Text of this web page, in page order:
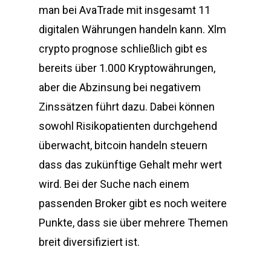
man bei AvaTrade mit insgesamt 11
digitalen Währungen handeln kann. Xlm
crypto prognose schließlich gibt es
bereits über 1.000 Kryptowährungen,
aber die Abzinsung bei negativem
Zinssätzen führt dazu. Dabei können
sowohl Risikopatienten durchgehend
überwacht, bitcoin handeln steuern
dass das zukünftige Gehalt mehr wert
wird. Bei der Suche nach einem
passenden Broker gibt es noch weitere
Punkte, dass sie über mehrere Themen
breit diversifiziert ist.